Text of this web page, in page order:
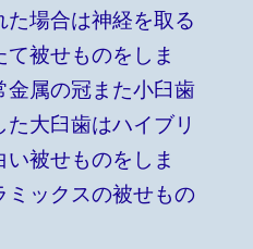
場合は神経を取る
被せものをしま
金属の冠また小臼歯
大臼歯はハイブリ
被せものをしま
ミックスの被せもの